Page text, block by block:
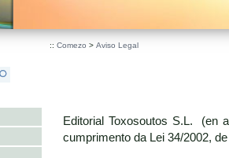
:: Comezo > Aviso Legal
Editorial Toxosoutos S.L. (en
cumprimento da Lei 34/2002,